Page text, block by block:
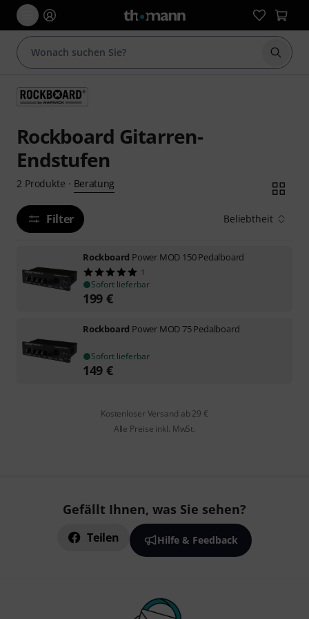
Suche
Rockboard Gitarren-
Endstufen
2 Produkte · Beratung
Filter Beliebtheit
Rockboard Power MOD 150 Pedalboard
1
Sofort lieferbar
199 €
Rockboard Power MOD 75 Pedalboard
Sofort lieferbar
149 €
Kostenloser Versand ab 29 €
Alle Preise inkl. MwSt.
Gefällt Ihnen, was Sie sehen?
Teilen Hilfe & Feedback